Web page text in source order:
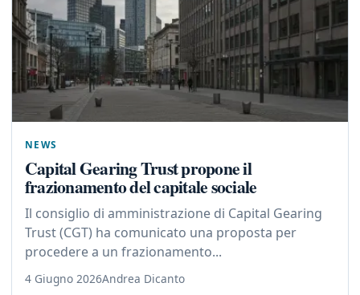
NEWS
Capital Gearing Trust propone il
frazionamento del capitale sociale
Il consiglio di amministrazione di Capital Gearing
Trust (CGT) ha comunicato una proposta per
procedere a un frazionamento...
4 Giugno 2026Andrea Dicanto